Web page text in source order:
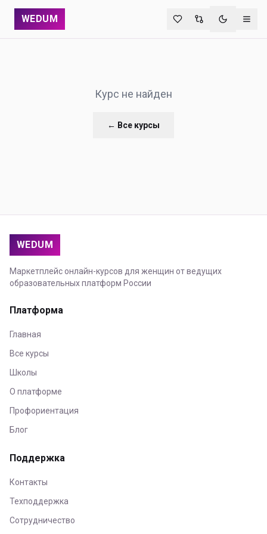
WEDUM
Курс не найден
← Все курсы
WEDUM
Маркетплейс онлайн-курсов для женщин от ведущих
образовательных платформ России
Платформа
Главная
Все курсы
Школы
О платформе
Профориентация
Блог
Поддержка
Контакты
Техподдержка
Сотрудничество